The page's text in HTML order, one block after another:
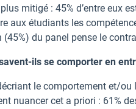
mitigé : 45% d’entre eux
aux étudiants les
du panel pense le
ils se comporter en
le comportement et/
nuancer cet a priori : 61%